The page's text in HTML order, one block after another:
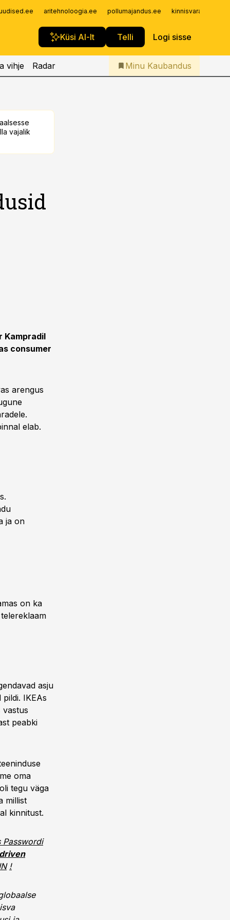
aritehnoloogia.ee pollumajandus.ee
Küsi AI-lt Telli Logi sisse
Iseteenindus
Telli Kaubandus
vihje Radar Minu Kaubandus
vajalik
Kampradil
consumer
arengus
elab.
ja on
on ka
asju
IKEAs
vastus
peabki
oma
tegu väga
millist
kinnitust.
Passwordi
!